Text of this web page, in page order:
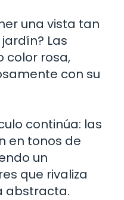
una vista tan
Las
color rosa,
con su
continúa: las
en tonos de
un
que rivaliza
abstracta.